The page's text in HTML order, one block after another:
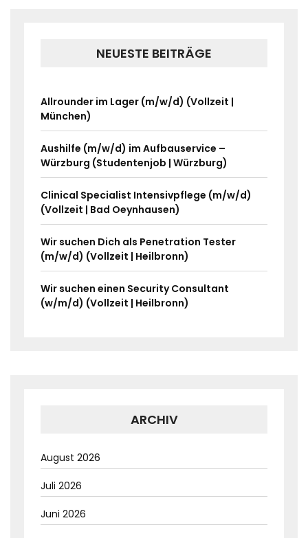
NEUESTE BEITRÄGE
Allrounder im Lager (m/w/d) (Vollzeit |
München)
Aushilfe (m/w/d) im Aufbauservice –
Würzburg (Studentenjob | Würzburg)
Clinical Specialist Intensivpflege (m/w/d)
(Vollzeit | Bad Oeynhausen)
Wir suchen Dich als Penetration Tester
(m/w/d) (Vollzeit | Heilbronn)
Wir suchen einen Security Consultant
(w/m/d) (Vollzeit | Heilbronn)
ARCHIV
August 2026
Juli 2026
Juni 2026